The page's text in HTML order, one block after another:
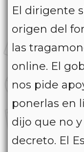
El dirigente
origen del
las
online. El
nos pide
ponerlas en
dijo que no
decreto. El